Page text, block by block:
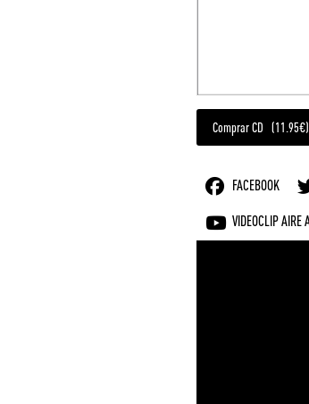
Comprar CD (11.95€)
FACEBOOK
VIDEOCLIP AIRE